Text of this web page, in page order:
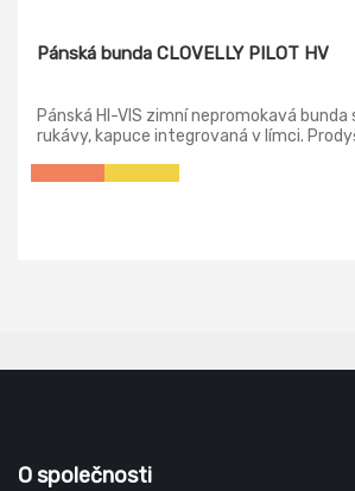
Pánská bunda CLOVELLY PILOT HV
Pánská HI-VIS zimní nepromokavá
rukávy, kapuce integrovaná v límci.
O společnosti